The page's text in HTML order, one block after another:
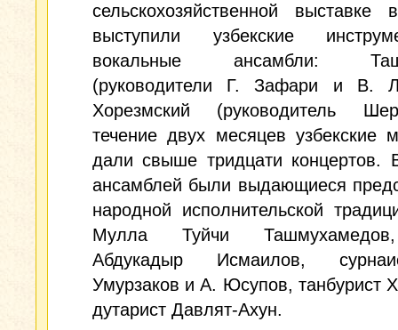
сельскохозяйственной выставке
выступили узбекские
вокальные ансамбли:
(руководители Г. Зафари и В.
Хорезмский (руководитель
течение двух месяцев узбекские
дали свыше тридцати концертов.
ансамблей были выдающиеся
народной исполнительской
Мулла Туйчи
Абдукадыр Исмаилов,
Умурзаков и А. Юсупов, танбурист
дутарист Давлят-Ахун.